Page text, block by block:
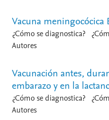
Vacuna meningocócica
¿Cómo se diagnostica?
Autores
Vacunación antes,
embarazo y en la
¿Cómo se diagnostica?
Autores